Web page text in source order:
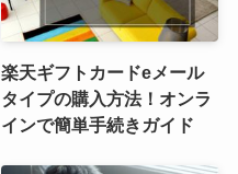
楽天ギフトカードeメール
タイプの購入方法！オンラ
インで簡単手続きガイド